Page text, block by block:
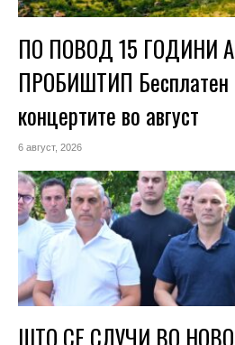
ПО ПОВОД 15 ГОДИНИ
ПРОБИШТИП Бесплатен
концертите во август
6 август, 2026
ШТО СЕ СЛУЧИ ВО